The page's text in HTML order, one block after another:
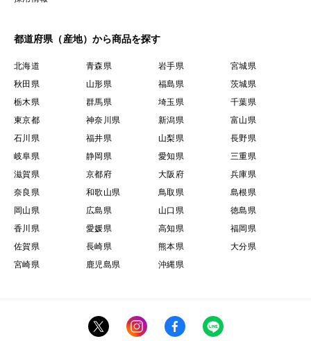
都道府県（産地）から商品を探す
北海道 青森県 岩手県
宮城県
秋田県
山形県 福島県
茨城県
栃木県
群馬県 埼玉県
千葉県
東京都
神奈川県 新潟県
富山県
石川県
福井県 山梨県
長野県
岐阜県
静岡県 愛知県
三重県
滋賀県
京都府 大阪府
兵庫県
奈良県
和歌山県 鳥取県
島根県
岡山県
広島県 山口県
徳島県
香川県
愛媛県 高知県
福岡県
佐賀県
長崎県 熊本県
大分県
宮崎県
鹿児島県 沖縄県